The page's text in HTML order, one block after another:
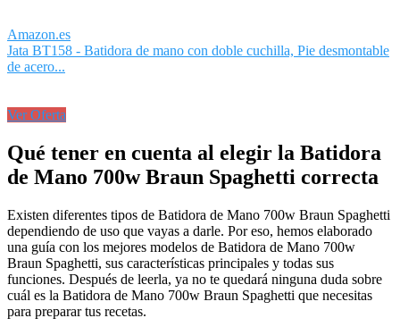
Amazon.es
Jata BT158 - Batidora de mano con doble cuchilla, Pie desmontable
de acero...
Ver Oferta
Qué tener en cuenta al elegir la Batidora
de Mano 700w Braun Spaghetti correcta
Existen diferentes tipos de Batidora de Mano 700w Braun Spaghetti
dependiendo de uso que vayas a darle. Por eso, hemos elaborado
una guía con los mejores modelos de Batidora de Mano 700w
Braun Spaghetti, sus características principales y todas sus
funciones. Después de leerla, ya no te quedará ninguna duda sobre
cuál es la Batidora de Mano 700w Braun Spaghetti que necesitas
para preparar tus recetas.